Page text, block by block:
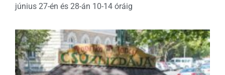
június 27-én és 28-án 10-14 óráig